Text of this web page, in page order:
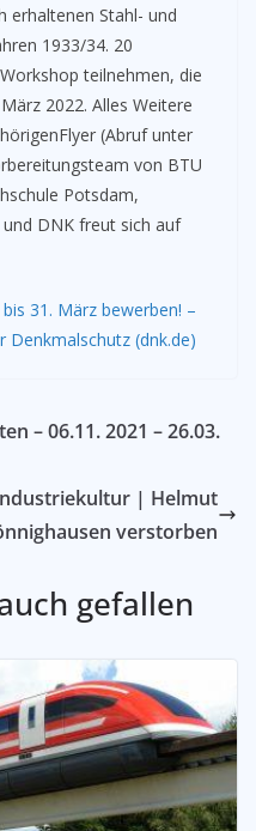
erhaltenen Stahl- und
1933/34. 20
teilnehmen, die
2022. Alles Weitere
(Abruf unter
von BTU
Potsdam,
DNK freut sich auf
31. März bewerben! –
(dnk.de)
– 06.11. 2021 – 26.03.
| Helmut
verstorben
gefallen